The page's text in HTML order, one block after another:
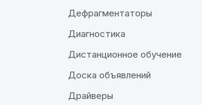
Дефрагментаторы
Диагностика
Дистанционное обучение
Доска объявлений
Драйверы